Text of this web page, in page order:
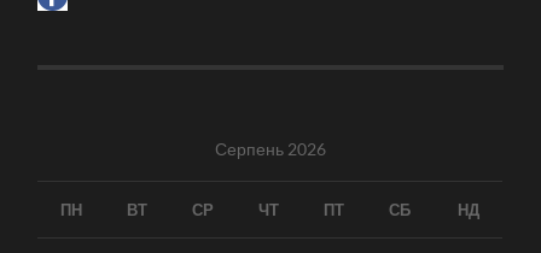
Серпень 2026
ПН ВТ СР ЧТ ПТ СБ НД